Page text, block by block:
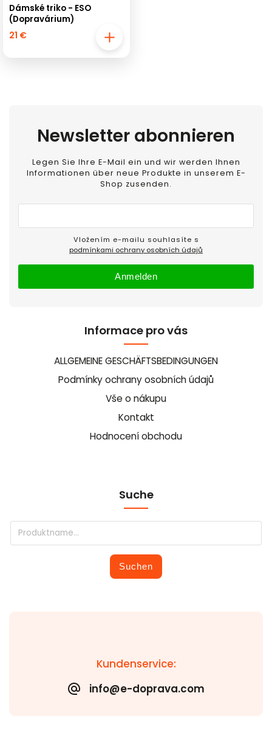
Dámské triko - ESO
(Dopravárium)
21 €
Kundenservice:
info@e-doprava.com
Informace pro vás
ALLGEMEINE GESCHÄFTSBEDINGUNGEN
Podmínky ochrany osobních údajů
Vše o nákupu
Kontakt
Hodnocení obchodu
Newsletter abonnieren
Legen Sie Ihre E-Mail ein und wir werden Ihnen
Informationen über neue Produkte in unserem E-
Shop zusenden.
podmínkami ochrany osobních údajů
Anmelden
Suche
Suchen